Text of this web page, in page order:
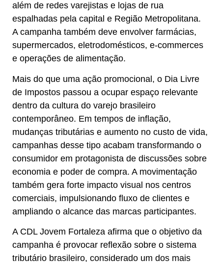
além de redes varejistas e lojas de rua
espalhadas pela capital e Região Metropolitana.
A campanha também deve envolver farmácias,
supermercados, eletrodomésticos, e-commerces
e operações de alimentação.
Mais do que uma ação promocional, o Dia Livre
de Impostos passou a ocupar espaço relevante
dentro da cultura do varejo brasileiro
contemporâneo. Em tempos de inflação,
mudanças tributárias e aumento no custo de vida,
campanhas desse tipo acabam transformando o
consumidor em protagonista de discussões sobre
economia e poder de compra. A movimentação
também gera forte impacto visual nos centros
comerciais, impulsionando fluxo de clientes e
ampliando o alcance das marcas participantes.
A CDL Jovem Fortaleza afirma que o objetivo da
campanha é provocar reflexão sobre o sistema
tributário brasileiro, considerado um dos mais